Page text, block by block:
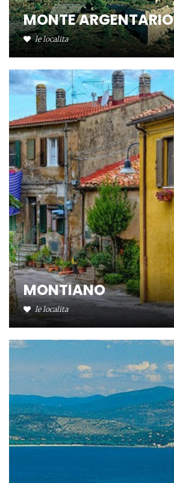
MONTE ARGENTARIO
le localita
MONTIANO
le localita